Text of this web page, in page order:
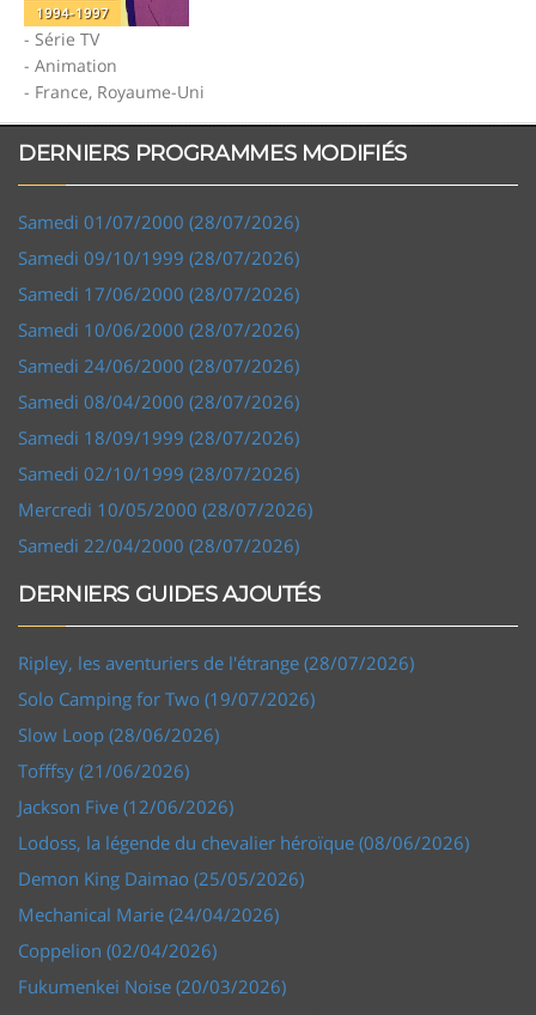
1994-1997
- Série TV
- Animation
- France, Royaume-Uni
DERNIERS PROGRAMMES MODIFIÉS
Samedi 01/07/2000 (28/07/2026)
Samedi 09/10/1999 (28/07/2026)
Samedi 17/06/2000 (28/07/2026)
Samedi 10/06/2000 (28/07/2026)
Samedi 24/06/2000 (28/07/2026)
Samedi 08/04/2000 (28/07/2026)
Samedi 18/09/1999 (28/07/2026)
Samedi 02/10/1999 (28/07/2026)
Mercredi 10/05/2000 (28/07/2026)
Samedi 22/04/2000 (28/07/2026)
DERNIERS GUIDES AJOUTÉS
Ripley, les aventuriers de l'étrange (28/07/2026)
Solo Camping for Two (19/07/2026)
Slow Loop (28/06/2026)
Tofffsy (21/06/2026)
Jackson Five (12/06/2026)
Lodoss, la légende du chevalier héroïque (08/06/2026)
Demon King Daimao (25/05/2026)
Mechanical Marie (24/04/2026)
Coppelion (02/04/2026)
Fukumenkei Noise (20/03/2026)